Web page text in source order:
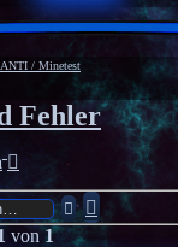
/ Minetest
Fehler
SucheErweiterte
Suche
von1